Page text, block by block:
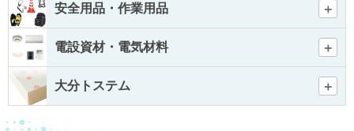
安全用品・作業用品
電設資材・電気材料
大分トステム